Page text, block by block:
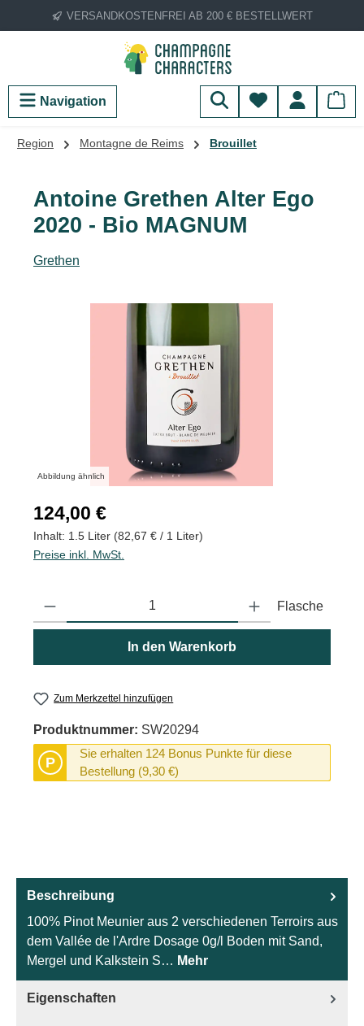
Zum Hauptinhalt springen
VERSANDKOSTENFREI AB 200 € BESTELLWERT
Navigation Du hast 0
Region Montagne de Reims Brouillet
Antoine Grethen Alter Ego
2020 - Bio MAGNUM
Grethen
Bildergalerie überspringen
Abbildung ähnlich
Regulärer Preis:
124,00 €
Inhalt: 1.5 Liter (82,67 € / 1 Liter)
Preise inkl. MwSt.
Produkt Anzahl: Gib den gewünschten Wert ein oder benutze
Flasche
In den Warenkorb
Zum Merkzettel hinzufügen
Produktnummer: SW20294
P
Sie erhalten 124 Bonus Punkte für diese
Bestellung (9,30 €)
Beschreibung
100% Pinot Meunier aus 2 verschiedenen Terroirs aus
dem Vallée de l'Ardre Dosage 0g/l Boden mit Sand,
Mergel und Kalkstein S… Mehr
Eigenschaften